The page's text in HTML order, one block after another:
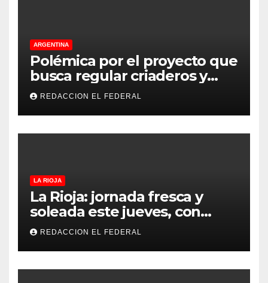
ARGENTINA
Polémica por el proyecto que
busca regular criaderos y
refugios de perros y gatos:
denuncian excesos, mientras
proteccionistas reclaman
controles más duros
REDACCION EL FEDERAL
LA RIOJA
La Rioja: jornada fresca y
soleada este jueves, con
temperaturas estables para
el viernes
REDACCION EL FEDERAL